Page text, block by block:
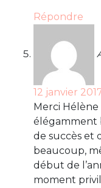
Répondre
12 janvier
Merci
élégamment
de succès et
beaucoup,
début de
moment